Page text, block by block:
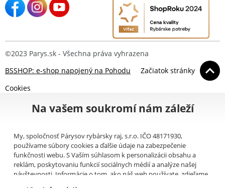
©2023 Parys.sk - Všechna práva vyhrazena
BSSHOP: e-shop napojený na Pohodu
Začiatok stránky
Cookies
Na vašem soukromí nám záleží
My, spoločnosť Párysov rybársky raj, s.r.o. IČO 48171930,
používame súbory cookies a ďalšie údaje na zabezpečenie
funkčnosti webu. S Vaším súhlasom k personalizácii obsahu a
reklám, poskytovaniu funkcií sociálnych médií a analýze našej
návštevnosti. Informácie o tom, ako náš web používate, zdieľame